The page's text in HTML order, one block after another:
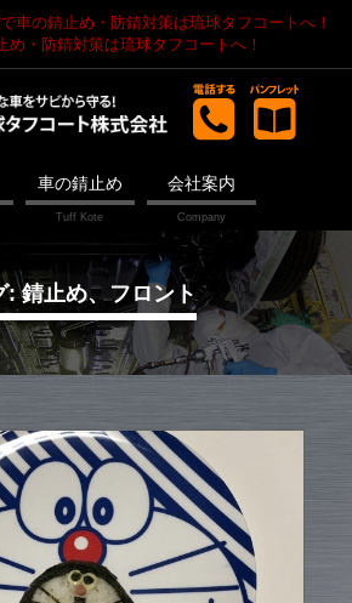
車の錆止め・防錆対策は琉球タフコートへ！
め・防錆対策は琉球タフコートへ！
車の錆止め 会社案内
: 錆止め、フロント